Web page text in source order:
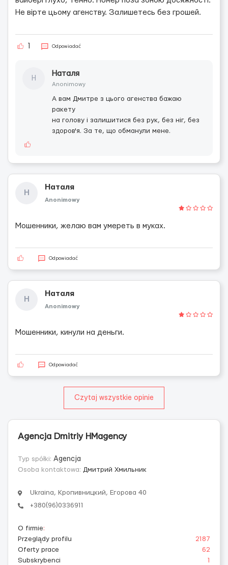
Не вірте цьому агенству. Залишетесь без грошей.
Odpowiadać
Н
Наталя
Anonimowy
А вам Дмитре з цього агенства бажаю
ракету
на голову і залишитися без рук, без ніг, без
здоров'я. За те, що обманули мене.
Н
Наталя
Anonimowy
Мошенники, желаю вам умереть в муках.
Odpowiadać
Н
Наталя
Anonimowy
Мошенники, кинули на деньги.
Odpowiadać
Czytaj wszystkie opinie
Agencja Dmitriy HMagency
Typ spółki: Agencja
Osoba kontaktowa: Дмитрий Хмильник
Ukraina, Кропивницкий, Егорова 40
+380(96)0336911
O firmie:
Przeglądy profilu
2187
Oferty prace
62
Subskrybenci
1